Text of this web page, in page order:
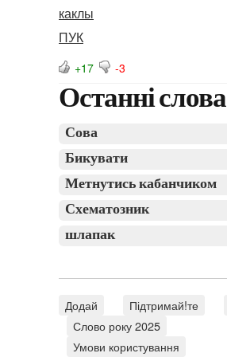
каклы
ПУК
+17 -3
Останні слова
Сова
Бикувати
Метнутись кабанчиком
Схематозник
шлапак
Додай Підтримай!те
Слово року 2025
Умови користування